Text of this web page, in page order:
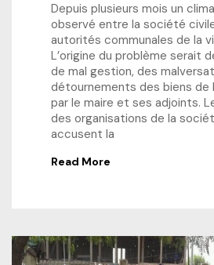
Depuis plusieurs mois un
observé entre la société
autorités communales de la
L’origine du problème serait
de mal gestion, des
détournements des biens de
par le maire et ses adjoints.
des organisations de la
accusent la
Read More